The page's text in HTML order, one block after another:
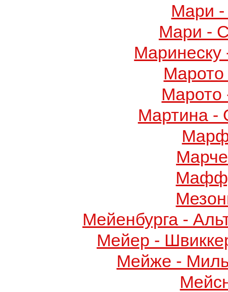
Мари -
Мари -
Марото
Марото
Мартина -
Мейенбурга -
Мейер -
Мейже -